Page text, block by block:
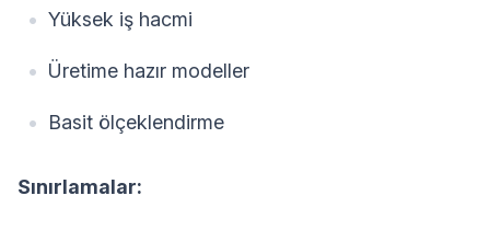
Yüksek iş hacmi
Üretime hazır modeller
Basit ölçeklendirme
Sınırlamalar: